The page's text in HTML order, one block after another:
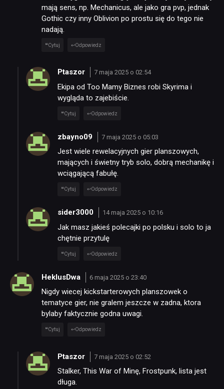
mają sens, np. Mechanicus, ale jako gra pvp, jednak
Gothic czy inny Oblivion po prostu się do tego nie
nadają.
Cytuj Odpowiedz
Ptaszor 7 maja 2025 o 02:54
Ekipa od Too Mamy Biznes robi Skyrima i
wygląda to zajebiście.
Cytuj Odpowiedz
zbayno09 7 maja 2025 o 05:03
Jest wiele rewelacyjnych gier planszowych,
mających i świetny tryb solo, dobrą mechanikę i
wciągającą fabułę.
Cytuj Odpowiedz
sider3000 14 maja 2025 o 10:16
Jak masz jakieś polecajki po polsku i solo to ja
chętnie przytulę
Cytuj Odpowiedz
HeklusDwa 6 maja 2025 o 23:40
Nigdy wiecej kickstarterowych planszowek o
tematyce gier, nie gralem jeszcze w zadna, ktora
bylaby faktycznie godna uwagi.
Cytuj Odpowiedz
Ptaszor 7 maja 2025 o 02:52
Stalker, This War of Minę, Frostpunk, lista jest
długa.